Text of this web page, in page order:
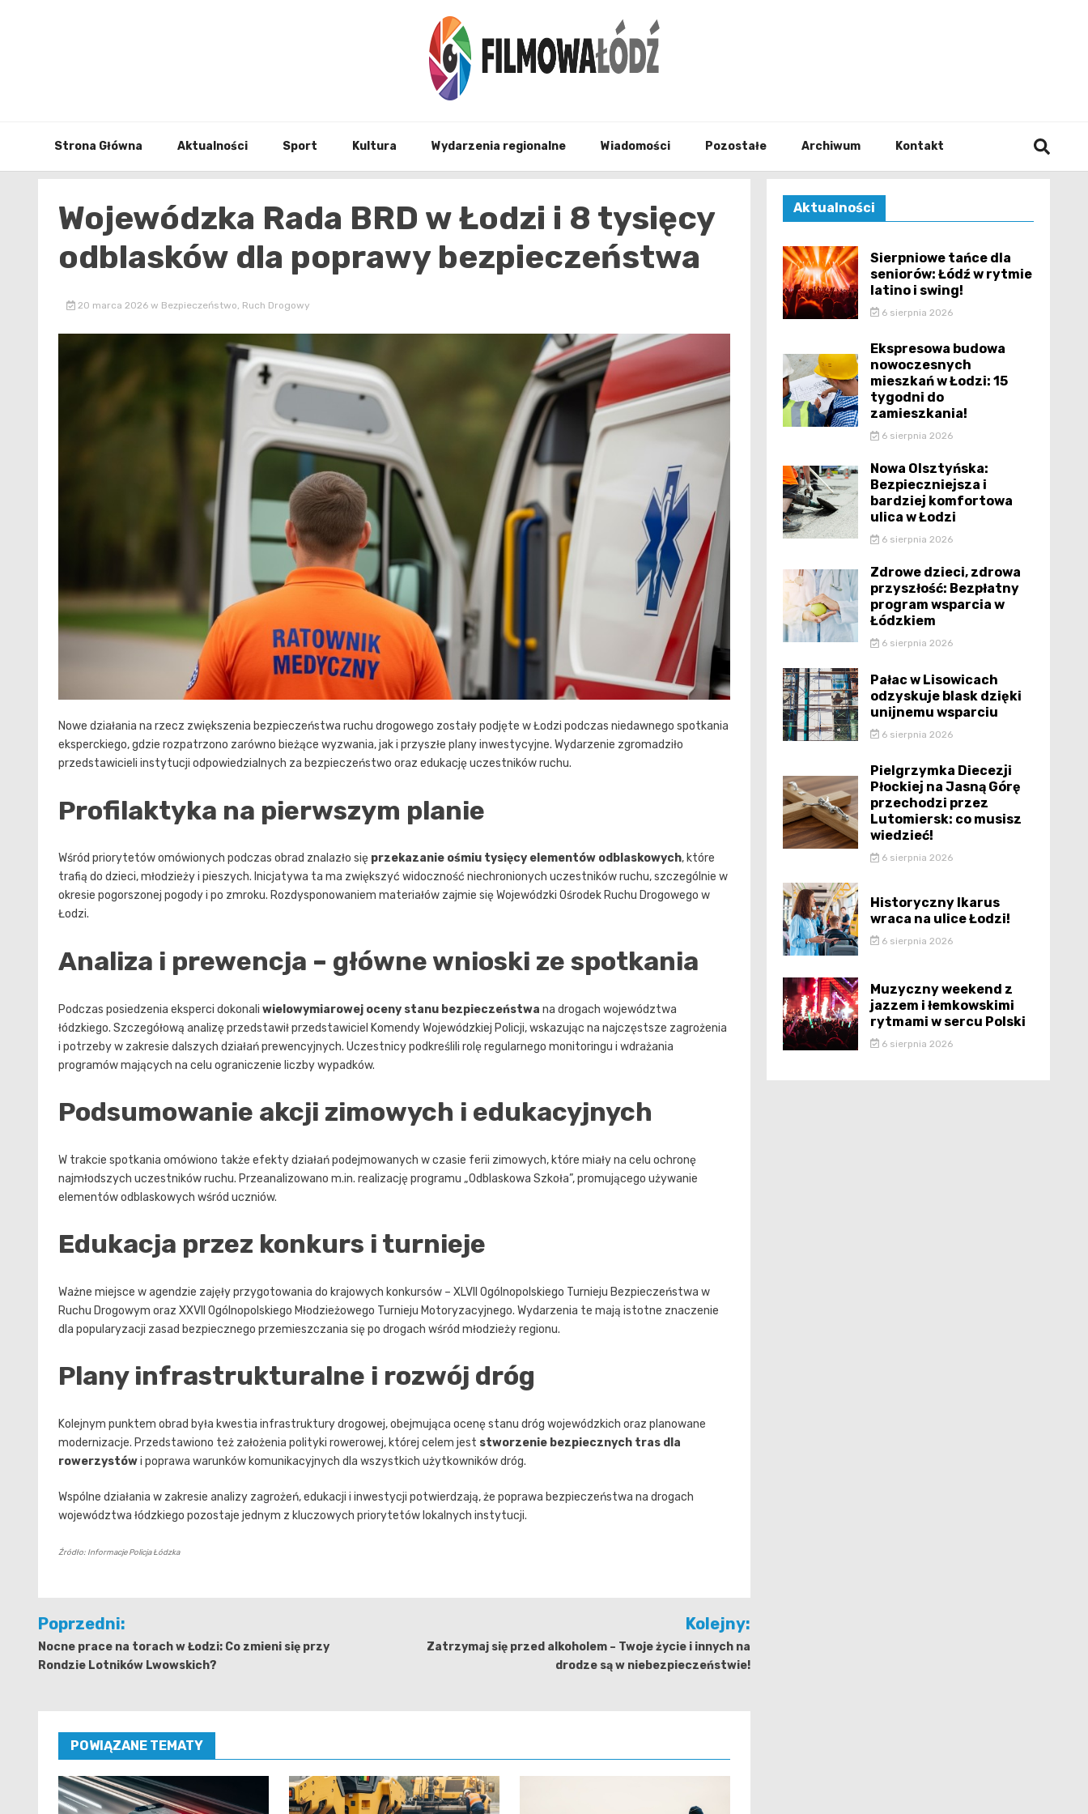
Strona Główna Aktualności Sport Kultura Wydarzenia regionalne Wiadomości Pozostałe Archiwum Kontakt
Wojewódzka Rada BRD w Łodzi i 8 tysięcy
odblasków dla poprawy bezpieczeństwa
20 marca 2026 w Bezpieczeństwo, Ruch Drogowy
Nowe działania na rzecz zwiększenia bezpieczeństwa ruchu drogowego zostały podjęte w Łodzi podczas niedawnego spotkania
eksperckiego, gdzie rozpatrzono zarówno bieżące wyzwania, jak i przyszłe plany inwestycyjne. Wydarzenie zgromadziło
przedstawicieli instytucji odpowiedzialnych za bezpieczeństwo oraz edukację uczestników ruchu.
Profilaktyka na pierwszym planie
Wśród priorytetów omówionych podczas obrad znalazło się przekazanie ośmiu tysięcy elementów odblaskowych, które
trafią do dzieci, młodzieży i pieszych. Inicjatywa ta ma zwiększyć widoczność niechronionych uczestników ruchu, szczególnie w
okresie pogorszonej pogody i po zmroku. Rozdysponowaniem materiałów zajmie się Wojewódzki Ośrodek Ruchu Drogowego w
Łodzi.
Analiza i prewencja – główne wnioski ze spotkania
Podczas posiedzenia eksperci dokonali wielowymiarowej oceny stanu bezpieczeństwa na drogach województwa
łódzkiego. Szczegółową analizę przedstawił przedstawiciel Komendy Wojewódzkiej Policji, wskazując na najczęstsze zagrożenia
i potrzeby w zakresie dalszych działań prewencyjnych. Uczestnicy podkreślili rolę regularnego monitoringu i wdrażania
programów mających na celu ograniczenie liczby wypadków.
Podsumowanie akcji zimowych i edukacyjnych
W trakcie spotkania omówiono także efekty działań podejmowanych w czasie ferii zimowych, które miały na celu ochronę
najmłodszych uczestników ruchu. Przeanalizowano m.in. realizację programu „Odblaskowa Szkoła”, promującego używanie
elementów odblaskowych wśród uczniów.
Edukacja przez konkurs i turnieje
Ważne miejsce w agendzie zajęły przygotowania do krajowych konkursów – XLVII Ogólnopolskiego Turnieju Bezpieczeństwa w
Ruchu Drogowym oraz XXVII Ogólnopolskiego Młodzieżowego Turnieju Motoryzacyjnego. Wydarzenia te mają istotne znaczenie
dla popularyzacji zasad bezpiecznego przemieszczania się po drogach wśród młodzieży regionu.
Plany infrastrukturalne i rozwój dróg
Kolejnym punktem obrad była kwestia infrastruktury drogowej, obejmująca ocenę stanu dróg wojewódzkich oraz planowane
modernizacje. Przedstawiono też założenia polityki rowerowej, której celem jest stworzenie bezpiecznych tras dla
rowerzystówi poprawa warunków komunikacyjnych dla wszystkich użytkowników dróg.
Wspólne działania w zakresie analizy zagrożeń, edukacji i inwestycji potwierdzają, że poprawa bezpieczeństwa na drogach
województwa łódzkiego pozostaje jednym z kluczowych priorytetów lokalnych instytucji.
Źródło: Informacje Policja Łódzka
Nawigacja
wpisu
Poprzedni:
Nocne prace na torach w Łodzi: Co zmieni się przy
Rondzie Lotników Lwowskich?
Kolejny:
Zatrzymaj się przed alkoholem – Twoje życie i innych na
drodze są w niebezpieczeństwie!
POWIĄZANE TEMATY
Aktualności
Sierpniowe tańce dla
seniorów: Łódź w rytmie
latino i swing!
6 sierpnia 2026
Ekspresowa budowa
nowoczesnych
mieszkań w Łodzi: 15
tygodni do
zamieszkania!
6 sierpnia 2026
Nowa Olsztyńska:
Bezpieczniejsza i
bardziej komfortowa
ulica w Łodzi
6 sierpnia 2026
Zdrowe dzieci, zdrowa
przyszłość: Bezpłatny
program wsparcia w
Łódzkiem
6 sierpnia 2026
Pałac w Lisowicach
odzyskuje blask dzięki
unijnemu wsparciu
6 sierpnia 2026
Pielgrzymka Diecezji
Płockiej na Jasną Górę
przechodzi przez
Lutomiersk: co musisz
wiedzieć!
6 sierpnia 2026
Historyczny Ikarus
wraca na ulice Łodzi!
6 sierpnia 2026
Muzyczny weekend z
jazzem i łemkowskimi
rytmami w sercu Polski
6 sierpnia 2026